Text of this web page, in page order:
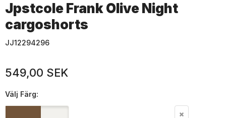
Jpstcole Frank Olive Night
cargoshorts
JJ12294296
549,00 SEK
Välj Färg: